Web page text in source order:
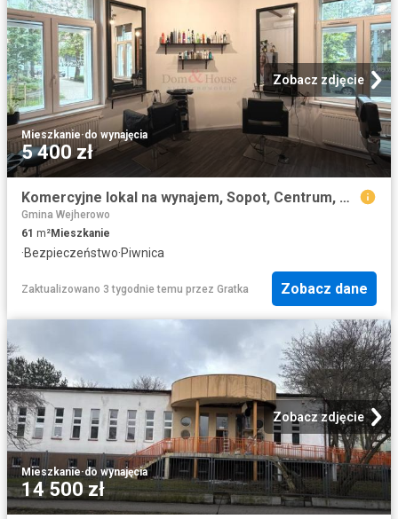
Zobacz zdjęcie
Mieszkanie·do wynajęcia
5 400 zł
Komercyjne lokal na wynajem, Sopot, Centrum, Niepodległości
Gmina Wejherowo
61 m²Mieszkanie
·Bezpieczeństwo·Piwnica
Zaktualizowano 3 tygodnie temu przez Gratka Zobacz dane
Zobacz zdjęcie
Mieszkanie·do wynajęcia
14 500 zł